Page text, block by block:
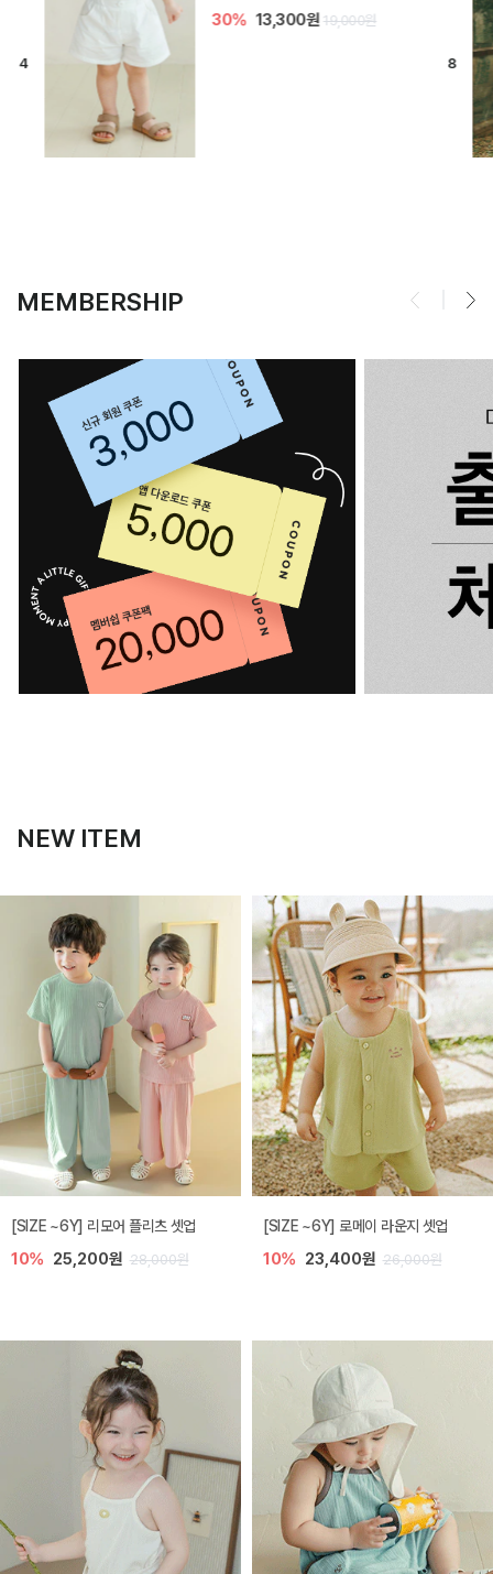
20% 16,000원 20,000원
MEMBERSHIP
NEW ITEM
[SIZE ~6Y] 리모어 플리츠 셋업
10% 25,200원 28,000원
[SIZE ~6Y] 로메이 라운지 셋업
10% 23,400원 26,000원